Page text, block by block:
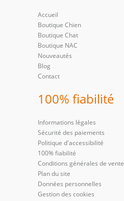
Accueil
Boutique Chien
Boutique Chat
Boutique NAC
Nouveautés
Blog
Contact
100% fiabilité
Informations légales
Sécurité des paiements
Politique d'accessibilité
100% fiabilité
Conditions générales de vente
Plan du site
Données personnelles
Gestion des cookies